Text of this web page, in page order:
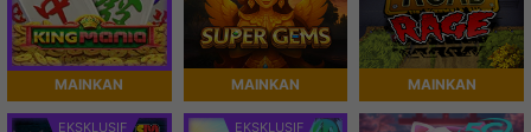
MAINKAN MAINKAN MAINKAN
EKSKLUSIF EKSKLUSIF